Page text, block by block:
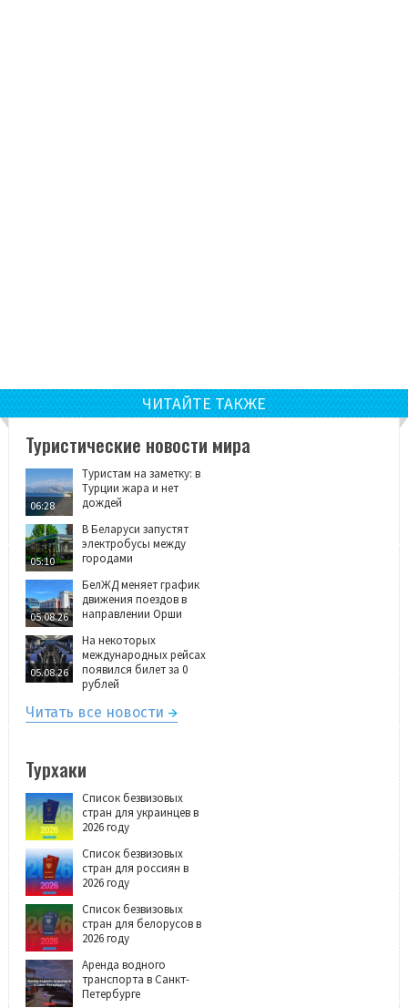
ЧИТАЙТЕ ТАКЖЕ
Туристические новости мира
06:28
Туристам на заметку: в
Турции жара и нет
дождей
05:10
В Беларуси запустят
электробусы между
городами
05.08.26
БелЖД меняет график
движения поездов в
направлении Орши
05.08.26
На некоторых
международных рейсах
появился билет за 0
рублей
Читать все новости
Турхаки
Список безвизовых
стран для украинцев в
2026 году
Список безвизовых
стран для россиян в
2026 году
Список безвизовых
стран для белорусов в
2026 году
Аренда водного
транспорта в Санкт-
Петербурге